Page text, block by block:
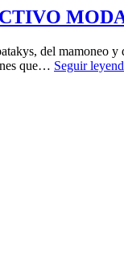
del mamoneo
que… Seguir